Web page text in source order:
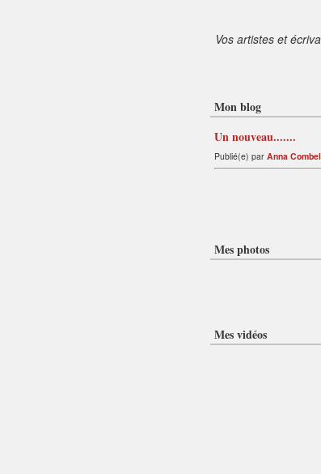
Vos artistes et
Mon blog
Un nouveau.......
Publié(e) par Anna
Mes photos
Mes vidéos